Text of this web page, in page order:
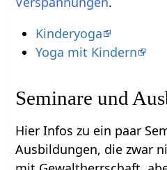
Kinderyoga
Yoga mit Kindern
Seminare und
Hier Infos zu ein paar
Ausbildungen, die zwar